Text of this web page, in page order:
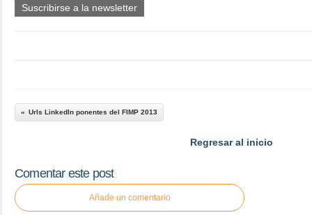
Suscribirse a la newsletter
Urls LinkedIn ponentes del FIMP 2013
Regresar al inicio
Comentar este post
Añade un comentario